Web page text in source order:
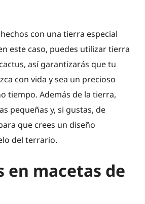
con una tierra especial
este caso, puedes utilizar tierra
así garantizarás que tu
con vida y sea un precioso
tiempo. Además de la tierra,
pequeñas y, si gustas, de
que crees un diseño
del terrario.
en macetas de